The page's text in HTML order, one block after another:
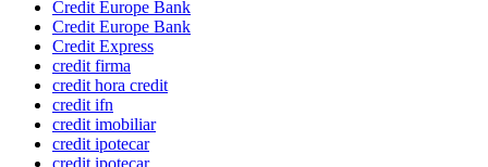
Credit Europe Bank
Credit Europe Bank
Credit Express
credit firma
credit hora credit
credit ifn
credit imobiliar
credit ipotecar